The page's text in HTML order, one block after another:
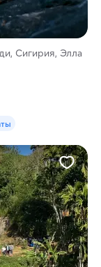
Сигирия, Элла